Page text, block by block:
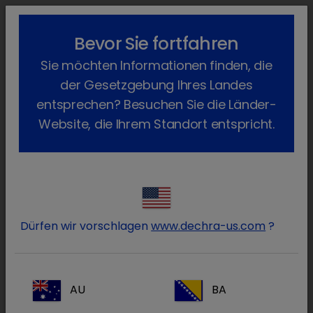
lock_outline search menu
October
Dechra Schweiz
Ihr neuer vet.-med. Partner: Dechra
Veterinary Products Suisse GmbH
Unternehmen für Tierarzneimittel und
Produkte für die Tiergesundheit, begrüßt im
Bevor Sie fortfahren
Sie möchten Informationen finden, die
der Gesetzgebung Ihres Landes
entsprechen? Besuchen Sie die Länder-
Website, die Ihrem Standort entspricht.
Dürfen wir vorschlagenwww.dechra-us.com ?
AU BA